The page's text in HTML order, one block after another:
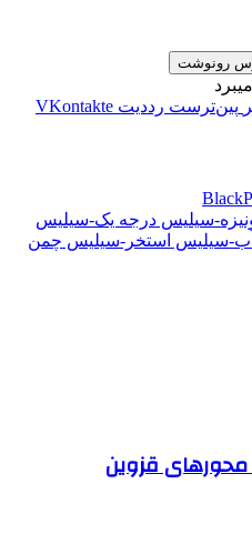
رونوشت
‫پین‌ترست ‫رددیت ‫VKontakte
سیلیس درجه یک-سیلیس
سیلیس استخر-سیلیس چمن
قزوین